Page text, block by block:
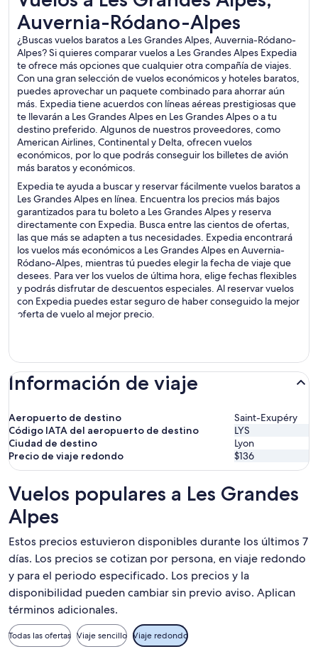
Auvernia-Ródano-Alpes
¿Buscas vuelos baratos a Les Grandes Alpes, Auvernia-Ródano-
Alpes? Si quieres comparar vuelos a Les Grandes Alpes Expedia
te ofrece más opciones que cualquier otra compañía de viajes.
Con una gran selección de vuelos económicos y hoteles baratos,
puedes aprovechar un paquete combinado para ahorrar aún
más. Expedia tiene acuerdos con líneas aéreas prestigiosas que
te llevarán a Les Grandes Alpes en Les Grandes Alpes o a tu
destino preferido. Algunos de nuestros proveedores, como
American Airlines, Continental y Delta, ofrecen vuelos
económicos, por lo que podrás conseguir los billetes de avión
más baratos y económicos.
Expedia te ayuda a buscar y reservar fácilmente vuelos baratos a
Les Grandes Alpes en línea. Encuentra los precios más bajos
garantizados para tu boleto a Les Grandes Alpes y reserva
directamente con Expedia. Busca entre las cientos de ofertas,
las que más se adapten a tus necesidades. Expedia encontrará
los vuelos más económicos a Les Grandes Alpes en Auvernia-
Ródano-Alpes, mientras tú puedes elegir la fecha de viaje que
desees. Para ver los vuelos de última hora, elige fechas flexibles
y podrás disfrutar de descuentos especiales. Al reservar vuelos
con Expedia puedes estar seguro de haber conseguido la mejor
oferta de vuelo al mejor precio.
Información de viaje
Aeropuerto de destino
Saint-Exupéry
Código IATA del aeropuerto de destino
LYS
Ciudad de destino
Lyon
Precio de viaje redondo
$136
Vuelos populares a Les Grandes
Alpes
Estos precios estuvieron disponibles durante los últimos 7
días. Los precios se cotizan por persona, en viaje redondo
y para el periodo especificado. Los precios y la
disponibilidad pueden cambiar sin previo aviso. Aplican
términos adicionales.
Todas las ofertas Viaje sencillo Viaje redondo